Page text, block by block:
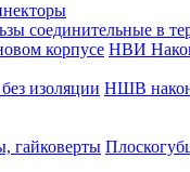
соединительные в
корпусе НВИ
изоляции НШВ
гайковерты